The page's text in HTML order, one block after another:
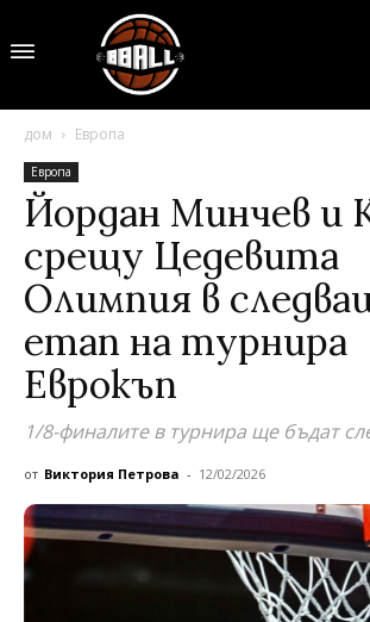
дом Европа
Европа
Йордан Минчев и
срещу Цедевита
Олимпия в
етап на турнира
Еврокъп
1/8-финалите в турнира ще бъдат
от Виктория Петрова - 12/02/2026